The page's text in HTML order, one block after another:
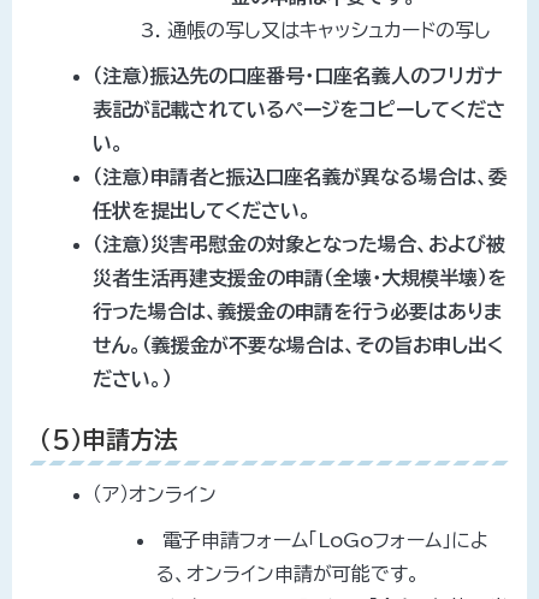
通帳の写し又はキャッシュカードの写し
（注意）振込先の口座番号・口座名義人のフリガナ
表記が記載されているページをコピーしてくださ
い。
（注意）申請者と振込口座名義が異なる場合は、委
任状を提出してください。
（注意）災害弔慰金の対象となった場合、および被
災者生活再建支援金の申請（全壊・大規模半壊）を
行った場合は、義援金の申請を行う必要はありま
せん。（義援金が不要な場合は、その旨お申し出く
ださい。）
（5）申請方法
（ア）オンライン
電子申請フォーム「LoGoフォーム」によ
る、オンライン申請が可能です。